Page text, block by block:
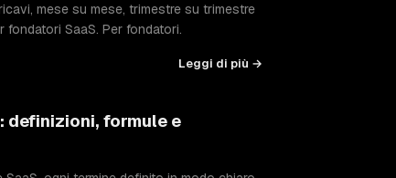
mese su mese, trimestre su trimestre
SaaS. Per fondatori.
Leggi di più →
definizioni, formule e